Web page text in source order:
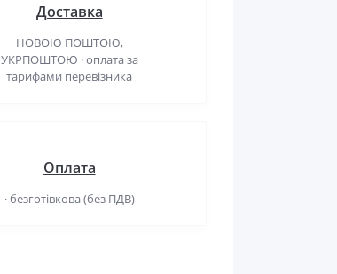
Доставка
НОВОЮ ПОШТОЮ,
УКРПОШТОЮ · оплата за
тарифами перевізника
Оплата
· безготівкова (без ПДВ)